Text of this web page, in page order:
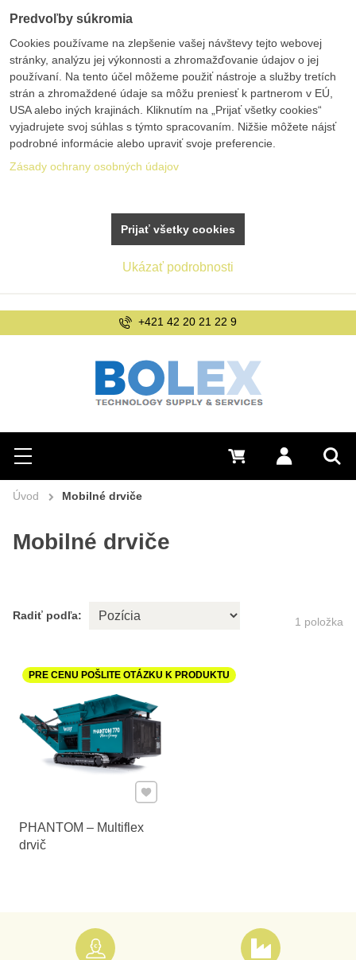
Hľadať
Menu Prihlásiť sa
0 €
+421 42 20 21 22 9
Úvod Mobilné drviče
Mobilné drviče
Radiť podľa: 1 položka
PHANTOM – Multiflex
drvič
PRE CENU POŠLITE OTÁZKU K PRODUKTU
Pridať k Obľúbeným
Predvoľby súkromia
Cookies používame na zlepšenie vašej návštevy tejto webovej
stránky, analýzu jej výkonnosti a zhromažďovanie údajov o jej
používaní. Na tento účel môžeme použiť nástroje a služby tretích
strán a zhromaždené údaje sa môžu preniesť k partnerom v EÚ,
USA alebo iných krajinách. Kliknutím na „Prijať všetky cookies“
vyjadrujete svoj súhlas s týmto spracovaním. Nižšie môžete nájsť
podrobné informácie alebo upraviť svoje preferencie.
Zásady ochrany osobných údajov
Ukázať podrobnosti
Prijať všetky cookies